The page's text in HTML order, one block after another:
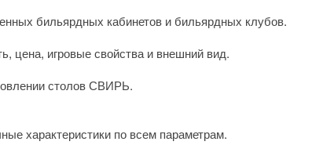
бильярдных кабинетов и бильярдных клубов.
цена, игровые свойства и внешний вид.
столов СВИРЬ.
характеристики по всем параметрам.